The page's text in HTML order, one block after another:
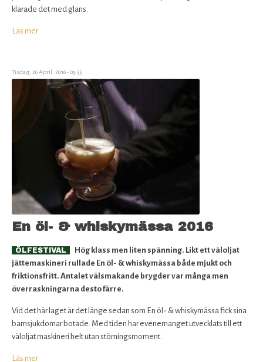
klarade det med glans.
Läs merom
Black
Porter
Tisdag, 26 April, 2016 - 09:35
En öl- & whiskymässa 2016
ÖLFESTIVAL
Hög klass men liten spänning. Likt ett väloljat
jättemaskineri rullade En öl- & whiskymässa både mjukt och
friktionsfritt. Antalet välsmakande brygder var många men
överraskningarna desto färre.
Vid det här laget är det länge sedan som En öl- & whiskymässa fick sina
barnsjukdomar botade. Med tiden har evenemanget utvecklats till ett
väloljat maskineri helt utan störningsmoment.
Läs merom